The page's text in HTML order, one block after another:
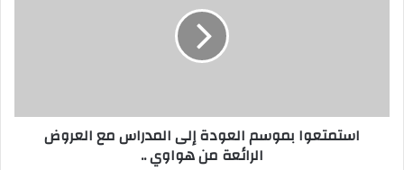
من
استمتعوا بموسم العودة إلى المدراس مع العروض
الرائعة من هواوي ..